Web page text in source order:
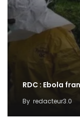
RDC : Ebola
By redacteur3.0